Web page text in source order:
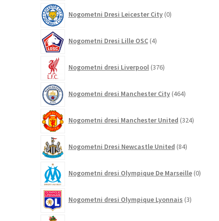
Nogometni Dresi Leicester City 0izdelkov
Nogometni Dresi Lille OSC 4izdelki
Nogometni dresi Liverpool 376izdelkov
Nogometni dresi Manchester City 464izdelkov
Nogometni dresi Manchester United 324izdelkov
Nogometni Dresi Newcastle United 84izdelkov
Nogometni dresi Olympique De Marseille 0
Nogometni dresi Olympique Lyonnais 3izdelki